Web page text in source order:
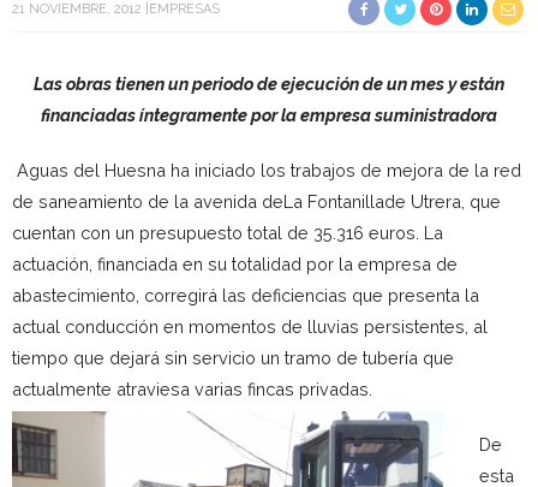
21 NOVIEMBRE, 2012 EMPRESAS
Las obras tienen un periodo de ejecución de un mes y están
financiadas íntegramente por la empresa suministradora
Aguas del Huesna ha iniciado los trabajos de mejora de la red
de saneamiento de la avenida deLa Fontanillade Utrera, que
cuentan con un presupuesto total de 35.316 euros. La
actuación, financiada en su totalidad por la empresa de
abastecimiento, corregirá las deficiencias que presenta la
actual conducción en momentos de lluvias persistentes, al
tiempo que dejará sin servicio un tramo de tubería que
actualmente atraviesa varias fincas privadas.
De
esta